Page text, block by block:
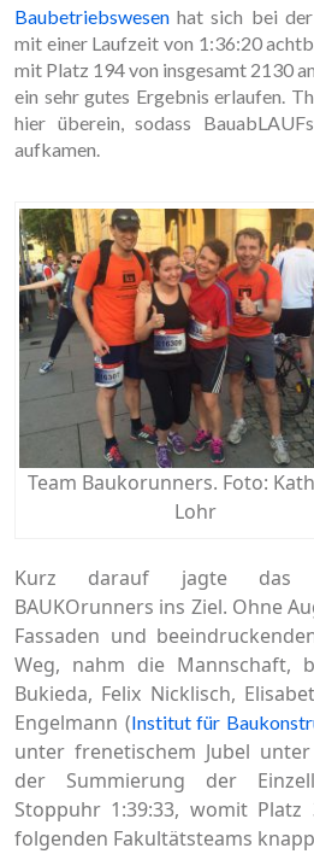
Baubetriebswesen hat sich bei der
mit einer Laufzeit von 1:36:20
mit Platz 194 von insgesamt 2130
ein sehr gutes Ergebnis erlaufen.
hier überein, sodass
aufkamen.
Team Baukorunners. Foto:
Lohr
Kurz darauf jagte das
BAUKOrunners ins Ziel. Ohne
Fassaden und
Weg, nahm die Mannschaft,
Bukieda, Felix Nicklisch,
Engelmann (Institut für
unter frenetischem Jubel
der Summierung der
Stoppuhr 1:39:33, womit
folgenden Fakultätsteams